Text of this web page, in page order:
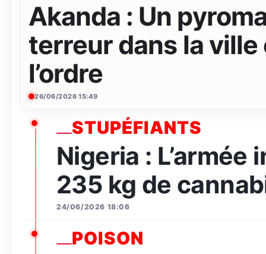
Akanda : Un
terreur dans la
l’ordre
26/06/2026 15:49
STUPÉFIANTS
Nigeria :
235 kg de
24/06/2026 18:06
POISON